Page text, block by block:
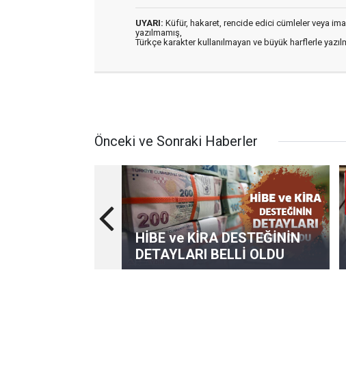
UYARI: Küfür, hakaret, rencide edici cümleler veya
yazılmamış,
Türkçe karakter kullanılmayan ve büyük harflerle
Önceki ve Sonraki Haberler
HİBE ve KİRA DESTEĞİNİN
DETAYLARI BELLİ OLDU